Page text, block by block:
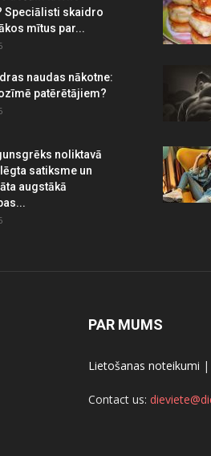
Speciālisti skaidro
mītus par...
naudas nākotne:
patērētājiem?
noliktavā
satiksme un
augstākā
PAR MUMS
Lietošanas noteikumi |
Contact us: